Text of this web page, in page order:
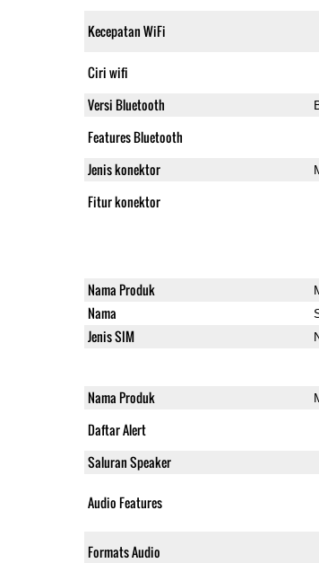
Kecepatan WiFi
Ciri wifi
Versi Bluetooth
Features Bluetooth
Jenis konektor
Fitur konektor
Nama Produk
Nama
Jenis SIM
Nama Produk
Daftar Alert
Saluran Speaker
Audio Features
Formats Audio